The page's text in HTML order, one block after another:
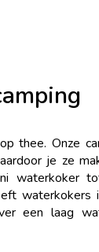
thee. Onze
je ze
waterkoker
waterkokers
een laag